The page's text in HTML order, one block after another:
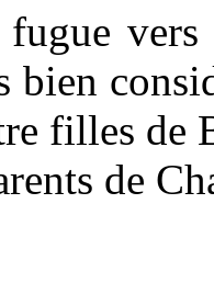
fugue
bien
filles de
de